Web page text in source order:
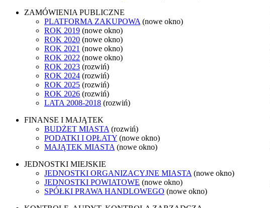
ZAMÓWIENIA PUBLICZNE
PLATFORMA ZAKUPOWA (nowe okno)
ROK 2019 (nowe okno)
ROK 2020 (nowe okno)
ROK 2021 (nowe okno)
ROK 2022 (nowe okno)
ROK 2023 (rozwiń)
ROK 2024 (rozwiń)
ROK 2025 (rozwiń)
ROK 2026 (rozwiń)
LATA 2008-2018 (rozwiń)
FINANSE I MAJĄTEK
BUDŻET MIASTA (rozwiń)
PODATKI I OPŁATY (nowe okno)
MAJĄTEK MIASTA (nowe okno)
JEDNOSTKI MIEJSKIE
JEDNOSTKI ORGANIZACYJNE MIASTA (nowe okno)
JEDNOSTKI POWIATOWE (nowe okno)
SPÓŁKI PRAWA HANDLOWEGO (nowe okno)